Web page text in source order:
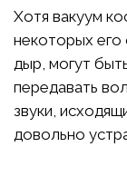
Хотя вакуум
некоторых его
дыр, могут
передавать
звуки,
довольно